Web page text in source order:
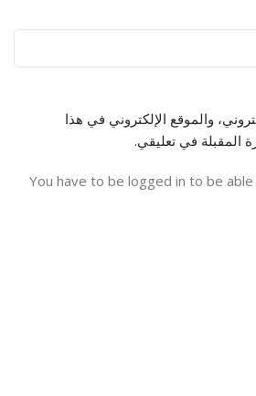
والموقع الإلكتروني في هذا
المقبلة في تعليقي.
You have to be logged in to be